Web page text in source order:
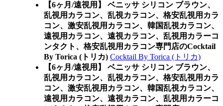
【6ヶ月/遠視用】 ベニッサ シリコン ブラウン、
乱視用カラコン、乱視カラコン、格安乱視用カラ
コン、激安乱視用カラコン、韓国乱視カラコン、
遠視用カラコン、遠視カラコン、乱視用カラーコ
ンタクト、格安乱視用カラコン専門店のCocktail
By Torica (トリカ) Cocktail By Torica (トリカ)
【6ヶ月/遠視用】 ベニッサ シリコン ブラウン、
乱視用カラコン、乱視カラコン、格安乱視用カラ
コン、激安乱視用カラコン、韓国乱視カラコン、
遠視用カラコン、遠視カラコン、乱視用カラーコ